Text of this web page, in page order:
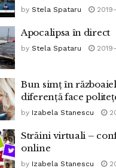
by Stela Spataru
Apocalipsa în direct
by Stela Spataru
Bun simț în
diferență face
by Izabela Stanescu
Străini virtuali –
online
by Izabela Stanescu